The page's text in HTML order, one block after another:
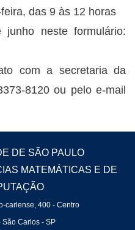
das 9 às 12 horas
neste formulário:
com a secretaria da
8120 ou pelo e-mail
DE SÃO PAULO
MATEMÁTICAS E DE
carlense, 400 - Centro
Carlos - SP